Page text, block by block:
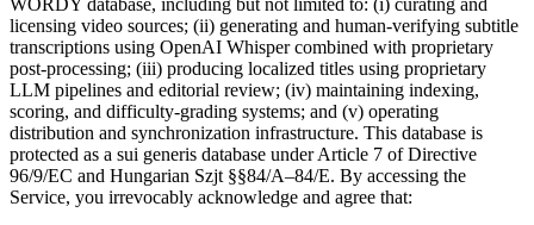
licensing video sources; (ii) generating and human-verifying subtitle
transcriptions using OpenAI Whisper combined with proprietary
post-processing; (iii) producing localized titles using proprietary
LLM pipelines and editorial review; (iv) maintaining indexing,
scoring, and difficulty-grading systems; and (v) operating
distribution and synchronization infrastructure. This database is
protected as a sui generis database under Article 7 of Directive
96/9/EC and Hungarian Szjt §§84/A–84/E. By accessing the
Service, you irrevocably acknowledge and agree that: